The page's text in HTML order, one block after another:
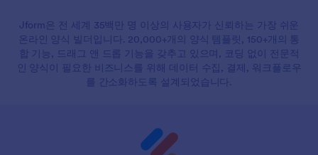
Jform은 전 세계 35백만 명 이상의 사용자가 신뢰하는 가장 쉬운
온라인 양식 빌더입니다. 20,000+개의 양식 템플릿, 150+개의 통
합 기능, 드래그 앤 드롭 기능을 갖추고 있으며, 코딩 없이 전문적
인 양식이 필요한 비즈니스를 위해 데이터 수집, 결제, 워크플로우
를 간소화하도록 설계되었습니다.